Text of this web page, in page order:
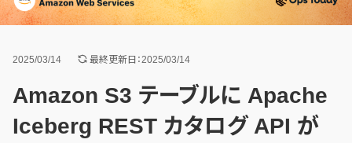
2025/03/14 最終更新日：2025/03/14
Amazon S3 テーブルに Apache
Iceberg REST カタログ API が